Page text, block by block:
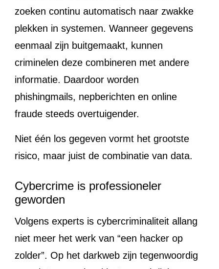
zoeken continu automatisch naar zwakke
plekken in systemen. Wanneer gegevens
eenmaal zijn buitgemaakt, kunnen
criminelen deze combineren met andere
informatie. Daardoor worden
phishingmails, nepberichten en online
fraude steeds overtuigender.
Niet één los gegeven vormt het grootste
risico, maar juist de combinatie van data.
Cybercrime is professioneler
geworden
Volgens experts is cybercriminaliteit allang
niet meer het werk van “een hacker op
zolder”. Op het darkweb zijn tegenwoordig